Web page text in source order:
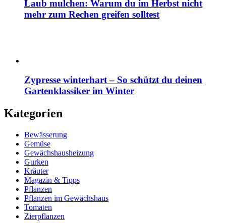
Laub mulchen: Warum du im Herbst nicht
mehr zum Rechen greifen solltest
Zypresse winterhart – So schützt du deinen
Gartenklassiker im Winter
Kategorien
Bewässerung
Gemüse
Gewächshausheizung
Gurken
Kräuter
Magazin & Tipps
Pflanzen
Pflanzen im Gewächshaus
Tomaten
Zierpflanzen